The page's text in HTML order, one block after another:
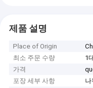
제품 설명
Place of Origin
최소 주문 수량
1
가격
포장 세부 사항